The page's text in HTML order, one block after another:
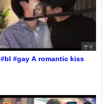
ゲイ
#bl #gay A romantic kiss